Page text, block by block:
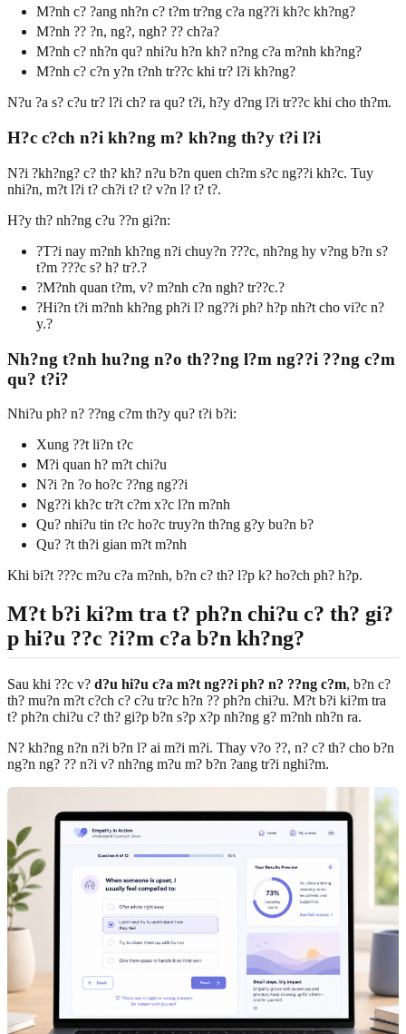
M?nh c? ?ang nh?n c? t?m tr?ng c?a ng??i kh?c kh?ng?
M?nh ?? ?n, ng?, ngh? ?? ch?a?
M?nh c? nh?n qu? nhi?u h?n kh? n?ng c?a m?nh kh?ng?
M?nh c? c?n y?n t?nh tr??c khi tr? l?i kh?ng?
N?u ?a s? c?u tr? l?i ch? ra qu? t?i, h?y d?ng l?i tr??c khi cho th?m.
H?c c?ch n?i kh?ng m? kh?ng th?y t?i l?i
N?i ?kh?ng? c? th? kh? n?u b?n quen ch?m s?c ng??i kh?c. Tuy
nhi?n, m?t l?i t? ch?i t? t? v?n l? t? t?.
H?y th? nh?ng c?u ??n gi?n:
?T?i nay m?nh kh?ng n?i chuy?n ???c, nh?ng hy v?ng b?n s?
t?m ???c s? h? tr?.?
?M?nh quan t?m, v? m?nh c?n ngh? tr??c.?
?Hi?n t?i m?nh kh?ng ph?i l? ng??i ph? h?p nh?t cho vi?c n?
y.?
Nh?ng t?nh hu?ng n?o th??ng l?m ng??i ??ng c?m
qu? t?i?
Nhi?u ph? n? ??ng c?m th?y qu? t?i b?i:
Xung ??t li?n t?c
M?i quan h? m?t chi?u
N?i ?n ?o ho?c ??ng ng??i
Ng??i kh?c tr?t c?m x?c l?n m?nh
Qu? nhi?u tin t?c ho?c truy?n th?ng g?y bu?n b?
Qu? ?t th?i gian m?t m?nh
Khi bi?t ???c m?u c?a m?nh, b?n c? th? l?p k? ho?ch ph? h?p.
M?t b?i ki?m tra t? ph?n chi?u c? th? gi?
p hi?u ??c ?i?m c?a b?n kh?ng?
Sau khi ??c v? d?u hi?u c?a m?t ng??i ph? n? ??ng c?m, b?n c?
th? mu?n m?t c?ch c? c?u tr?c h?n ?? ph?n chi?u. M?t b?i ki?m tra
t? ph?n chi?u c? th? gi?p b?n s?p x?p nh?ng g? m?nh nh?n ra.
N? kh?ng n?n n?i b?n l? ai m?i m?i. Thay v?o ??, n? c? th? cho b?n
ng?n ng? ?? n?i v? nh?ng m?u m? b?n ?ang tr?i nghi?m.